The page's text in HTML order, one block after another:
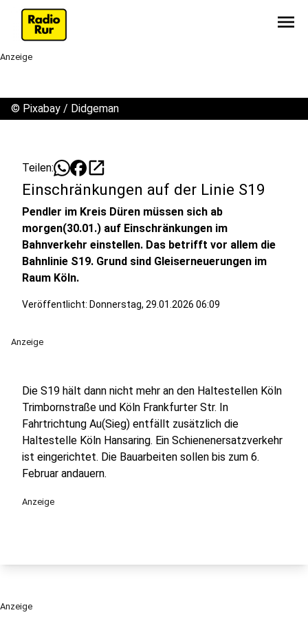
menu
Anzeige
© Pixabay / Didgeman
Teilen: open_in_new
Einschränkungen auf der Linie S19
Pendler im Kreis Düren müssen sich ab
morgen(30.01.) auf Einschränkungen im
Bahnverkehr einstellen. Das betrifft vor allem die
Bahnlinie S19. Grund sind Gleiserneuerungen im
Raum Köln.
Veröffentlicht: Donnerstag, 29.01.2026 06:09
Anzeige
Die S19 hält dann nicht mehr an den Haltestellen Köln
Trimbornstraße und Köln Frankfurter Str. In
Fahrtrichtung Au(Sieg) entfällt zusätzlich die
Haltestelle Köln Hansaring. Ein Schienenersatzverkehr
ist eingerichtet. Die Bauarbeiten sollen bis zum 6.
Februar andauern.
Anzeige
Anzeige